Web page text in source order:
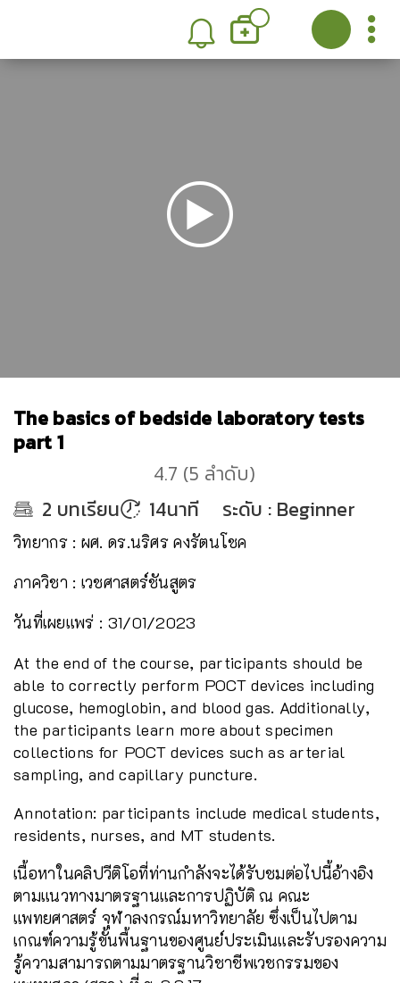
The basics of bedside laboratory tests
part 1
4.7 (5 ลำดับ)
2 บทเรียน 14นาที ระดับ : Beginner
วิทยากร : ผศ. ดร.นริศร คงรัตนโชค
ภาควิชา : เวชศาสตร์ชันสูตร
วันที่เผยแพร่ : 31/01/2023
At the end of the course, participants should be
able to correctly perform POCT devices including
glucose, hemoglobin, and blood gas. Additionally,
the participants learn more about specimen
collections for POCT devices such as arterial
sampling, and capillary puncture.
Annotation: participants include medical students,
residents, nurses, and MT students.
เนื้อหาในคลิปวีติโอที่ท่านกำลังจะได้รับชมต่อไปนี้อ้างอิง
ตามแนวทางมาตรฐานและการปฏิบัติ ณ คณะ
แพทยศาสตร์ จุฬาลงกรณ์มหาวิทยาลัย ซึ่งเป็นไปตาม
เกณฑ์ความรู้ขั้นพื้นฐานของศูนย์ประเมินและรับรองความ
รู้ความสามารถตามมาตรฐานวิชาชีพเวชกรรมของ